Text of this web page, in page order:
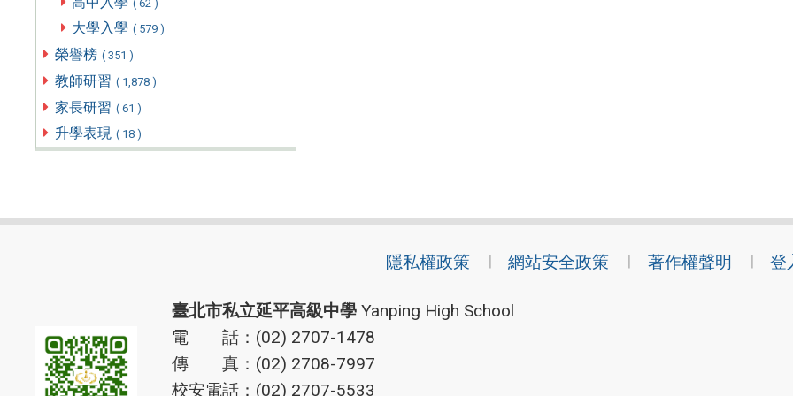
( 62 )
大學入學 ( 579 )
榮譽榜 ( 351 )
教師研習 ( 1,878 )
家長研習 ( 61 )
升學表現 ( 18 )
隱私權政策 網站安全政策 著作權聲明 登
臺北市私立延平高級中學Yanping High School
電 話：(02) 2707-1478
傳 真：(02) 2708-7997
校安電話：(02) 2707-5533